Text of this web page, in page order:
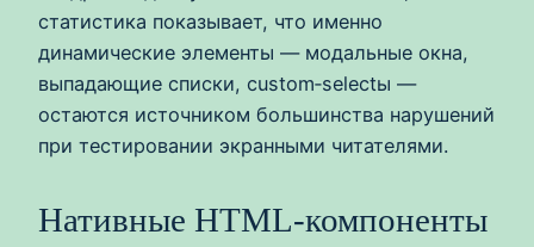
статистика показывает, что именно
динамические элементы — модальные окна,
выпадающие списки, custom‑selectы —
остаются источником большинства нарушений
при тестировании экранными читателями.
Нативные HTML‑компоненты